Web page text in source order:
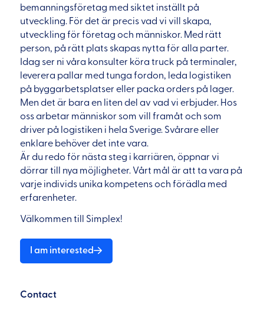
bemanningsföretag med siktet inställt på
utveckling. För det är precis vad vi vill skapa,
utveckling för företag och människor. Med rätt
person, på rätt plats skapas nytta för alla parter.
Idag ser ni våra konsulter köra truck på terminaler,
leverera pallar med tunga fordon, leda logistiken
på byggarbetsplatser eller packa orders på lager.
Men det är bara en liten del av vad vi erbjuder. Hos
oss arbetar människor som vill framåt och som
driver på logistiken i hela Sverige. Svårare eller
enklare behöver det inte vara.
Är du redo för nästa steg i karriären, öppnar vi
dörrar till nya möjligheter. Vårt mål är att ta vara på
varje individs unika kompetens och förädla med
erfarenheter.
Välkommen till Simplex!
I am interested
Contact